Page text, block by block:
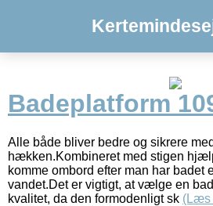
Badeplatform
Alle både bliver bedre og sikrere
hækken.Kombineret med stigen
komme ombord efter man har badet
vandet.Det er vigtigt, at vælge en
kvalitet, da den formodenligt sk (Læs